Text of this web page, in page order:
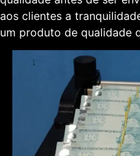
aos clientes a
um produto de qualidade